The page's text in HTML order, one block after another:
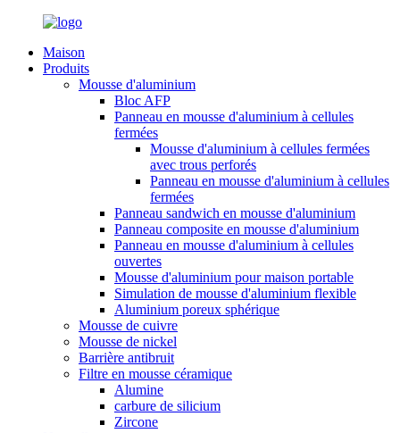
Maison
Produits
Mousse d'aluminium
Bloc AFP
Panneau en mousse d'aluminium à cellules
fermées
Mousse d'aluminium à cellules fermées
avec trous perforés
Panneau en mousse d'aluminium à cellules
fermées
Panneau sandwich en mousse d'aluminium
Panneau composite en mousse d'aluminium
Panneau en mousse d'aluminium à cellules
ouvertes
Mousse d'aluminium pour maison portable
Simulation de mousse d'aluminium flexible
Aluminium poreux sphérique
Mousse de cuivre
Mousse de nickel
Barrière antibruit
Filtre en mousse céramique
Alumine
carbure de silicium
Zircone